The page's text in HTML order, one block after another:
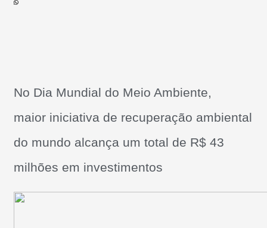
No Dia Mundial do Meio Ambiente,
maior iniciativa de recuperação ambiental
do mundo alcança um total de R$ 43
milhões em investimentos